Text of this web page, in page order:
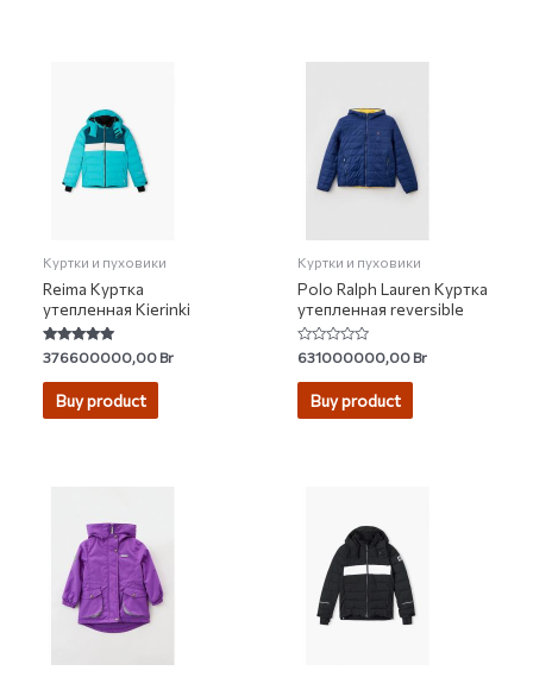
Куртки и пуховики
Reima Куртка
утепленная Kierinki
Rated
4.86
out of 5
376600000,00Br
Buy product
Куртки и пуховики
Polo Ralph Lauren Куртка
утепленная reversible
Rated
0
out
631000000,00Br
Buy product